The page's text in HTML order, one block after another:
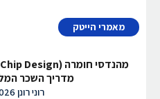
מאמרי הייטק
מדריך השכר המלא 2025-
רוני רונן